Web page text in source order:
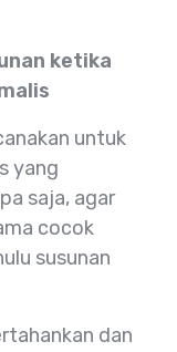
ketika
untuk
yang
saja, agar
cocok
susunan
dan